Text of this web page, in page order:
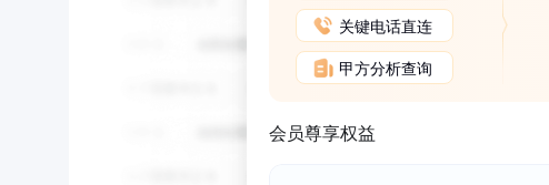
关键电话直连
甲方分析查询
会员尊享权益